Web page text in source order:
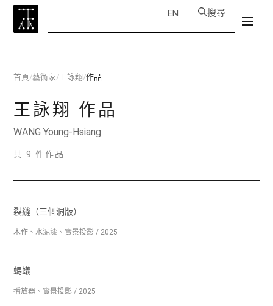
EN 搜尋
首頁/藝術家/王詠翔/作品
王詠翔 作品
WANG Young-Hsiang
共 9 件作品
裂縫（三個洞版）
木作、水泥漆、實景投影 / 2025
螞蟻
播放器、實景投影 / 2025